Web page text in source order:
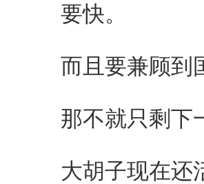
要快。
而且要兼顾到国
那不就只剩下
大胡子现在还活